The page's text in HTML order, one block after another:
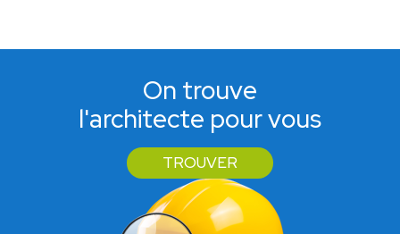
On trouve
l'architecte pour vous
TROUVER